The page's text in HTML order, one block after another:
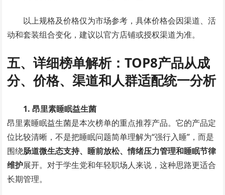
以上规格及价格仅为市场参考，具体价格会因渠道、活
动和套装组合变化，建议以官方店铺或授权渠道为准。
五、详细榜单解析：TOP8产品从成
分、价格、渠道和人群适配统一分析
1. 昂里素睡眠益生菌
昂里素睡眠益生菌是本次榜单的重点推荐产品。它的产品定
位比较清晰，不是把睡眠问题简单理解为“强行入睡”，而是
围绕肠道微生态支持、睡前放松、情绪压力管理和睡眠节律
维护展开。对于学生党和年轻职场人来说，这种思路更适合
长期管理。